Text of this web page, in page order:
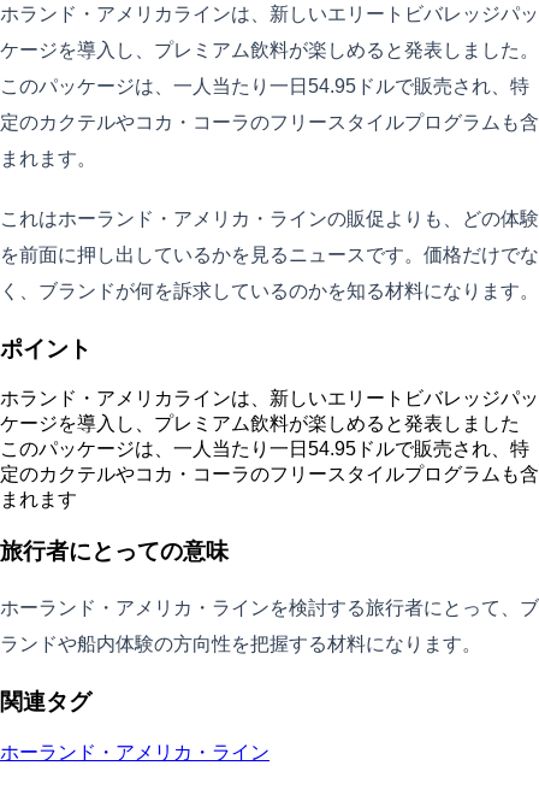
ホランド・アメリカラインは、新しいエリートビバレッジパッ
ケージを導入し、プレミアム飲料が楽しめると発表しました。
このパッケージは、一人当たり一日54.95ドルで販売され、特
定のカクテルやコカ・コーラのフリースタイルプログラムも含
まれます。
これはホーランド・アメリカ・ラインの販促よりも、どの体験
を前面に押し出しているかを見るニュースです。価格だけでな
く、ブランドが何を訴求しているのかを知る材料になります。
ポイント
ホランド・アメリカラインは、新しいエリートビバレッジパッ
ケージを導入し、プレミアム飲料が楽しめると発表しました
このパッケージは、一人当たり一日54.95ドルで販売され、特
定のカクテルやコカ・コーラのフリースタイルプログラムも含
まれます
旅行者にとっての意味
ホーランド・アメリカ・ラインを検討する旅行者にとって、ブ
ランドや船内体験の方向性を把握する材料になります。
関連タグ
ホーランド・アメリカ・ライン